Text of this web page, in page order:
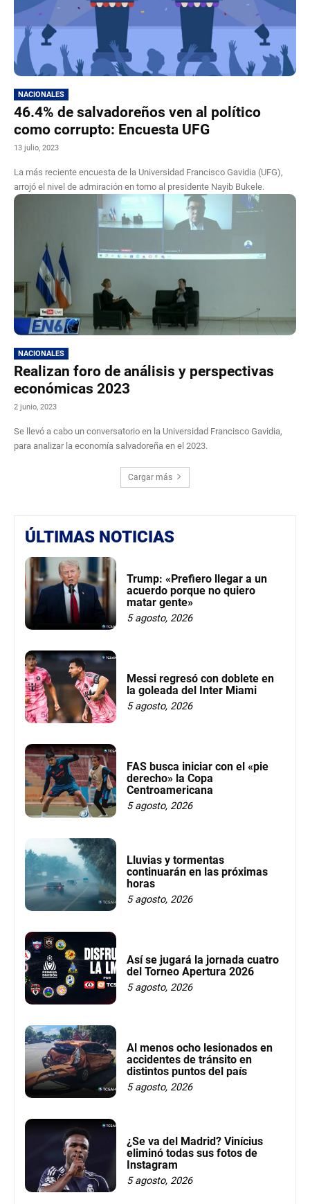
NACIONALES
46.4% de salvadoreños ven al político
como corrupto: Encuesta UFG
13 julio, 2023
La más reciente encuesta de la Universidad Francisco Gavidia (UFG),
arrojó el nivel de admiración en torno al presidente Nayib Bukele.
NACIONALES
Realizan foro de análisis y perspectivas
económicas 2023
2 junio, 2023
Se llevó a cabo un conversatorio en la Universidad Francisco Gavidia,
para analizar la economía salvadoreña en el 2023.
Cargar más
ÚLTIMAS NOTICIAS
Trump: «Prefiero llegar a un
acuerdo porque no quiero
matar gente»
5 agosto, 2026
Messi regresó con doblete en
la goleada del Inter Miami
5 agosto, 2026
FAS busca iniciar con el «pie
derecho» la Copa
Centroamericana
5 agosto, 2026
Lluvias y tormentas
continuarán en las próximas
horas
5 agosto, 2026
Así se jugará la jornada cuatro
del Torneo Apertura 2026
5 agosto, 2026
Al menos ocho lesionados en
accidentes de tránsito en
distintos puntos del país
5 agosto, 2026
¿Se va del Madrid? Vinícius
eliminó todas sus fotos de
Instagram
5 agosto, 2026